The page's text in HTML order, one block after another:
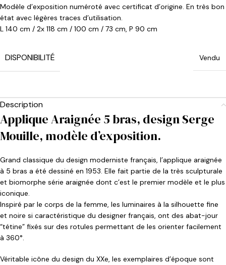
Modèle d’exposition numéroté avec certificat d’origine. En très bon
état avec légères traces d’utilisation.
L 140 cm / 2x 118 cm / 100 cm / 73 cm, P 90 cm
DISPONIBILITÉ Vendu
Description
Applique Araignée 5 bras, design Serge
Mouille, modèle d’exposition.
Grand classique du design moderniste français, l’applique araignée
à 5 bras a été dessiné en 1953. Elle fait partie de la très sculpturale
et biomorphe série araignée dont c’est le premier modèle et le plus
iconique.
Inspiré par le corps de la femme, les luminaires à la silhouette fine
et noire si caractéristique du designer français, ont des abat-jour
“tétine” fixés sur des rotules permettant de les orienter facilement
à 360°.
Véritable icône du design du XXe, les exemplaires d’époque sont